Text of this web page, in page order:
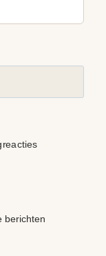
berichten